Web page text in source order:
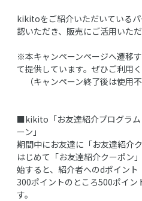
kikitoをご紹介いただいている
認いただき、販売にご活用いただ
※本キャンペーンページへ遷移
て提供しています。ぜひご利用く
（キャンペーン終了後は使用不
■kikito「お友達紹介プログラム
ーン」
期間中にお友達に「お友達紹介
はじめて「お友達紹介クーポン
始すると、紹介者へのdポイン
300ポイントのところ500ポイン
す。